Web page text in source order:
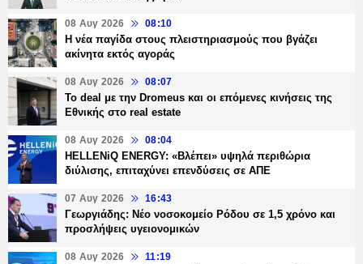
08 Αυγ 2026 08:10
Η νέα παγίδα στους πλειστηριασμούς που βγάζει
ακίνητα εκτός αγοράς
08 Αυγ 2026 08:07
Το deal με την Dromeus και οι επόμενες κινήσεις της
Εθνικής στο real estate
08 Αυγ 2026 08:04
HELLENiQ ENERGY: «Βλέπει» υψηλά περιθώρια
διύλισης, επιταχύνει επενδύσεις σε ΑΠΕ
07 Αυγ 2026 16:43
Γεωργιάδης: Νέο νοσοκομείο Ρόδου σε 1,5 χρόνο και
προσλήψεις υγειονομικών
08 Αυγ 2026 11:19